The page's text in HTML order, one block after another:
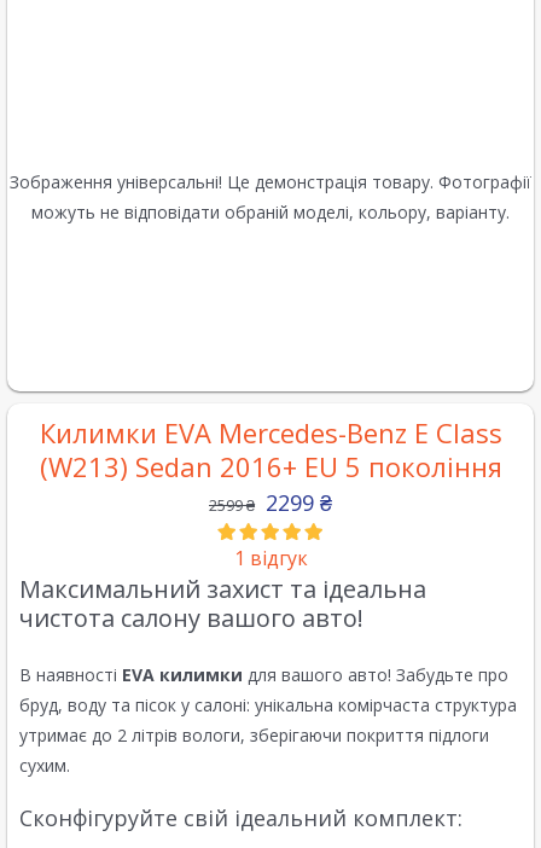
Зображення універсальні! Це демонстрація товару. Фотографії
можуть не відповідати обраній моделі, кольору, варіанту.
Килимки EVA Mercedes-Benz E Class
(W213) Sedan 2016+ EU 5 покоління
2599₴ 2299 ₴
1 відгук
Максимальний захист та ідеальна
чистота салону вашого авто!
В наявності EVA килимки для вашого авто! Забудьте про
бруд, воду та пісок у салоні: унікальна комірчаста структура
утримає до 2 літрів вологи, зберігаючи покриття підлоги
сухим.
Сконфігуруйте свій ідеальний комплект: